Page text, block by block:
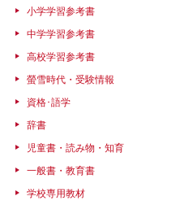
小学学習参考書
中学学習参考書
高校学習参考書
螢雪時代・受験情報
資格･語学
辞書
児童書・読み物・知育
一般書・教育書
学校専用教材